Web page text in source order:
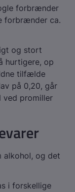
forbrænder
forbrænder ca.
og stort
hurtigere, op
tilfælde
på 0,20, går
ved promiller
alkohol, og det
i forskellige